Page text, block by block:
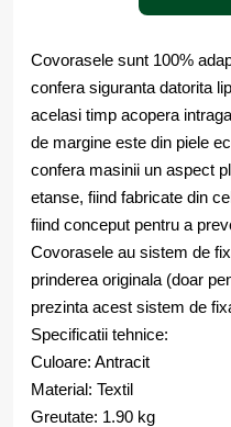
Covorasele sunt 100%
confera siguranta datorita
acelasi timp acopera
de margine este din piele
confera masinii un aspect
etanse, fiind fabricate din
fiind conceput pentru a
Covorasele au sistem de
prinderea originala (doar
prezinta acest sistem de
Specificatii tehnice:
Culoare: Antracit
Material: Textil
Greutate: 1.90 kg